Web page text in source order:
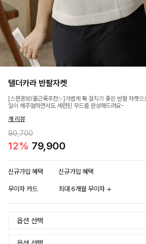
탤더카라 반팔자켓
[스판혼방/출근룩추천✨]가볍게 툭 걸치기 좋은 반팔 자켓으
일이 캐주얼하면서도 세련된 무드를 완성해드려요-
개 리뷰
90,700
12% 79,900
신규가입 혜택 신규가입 혜택
무이자 카드 최대 6개월 무이자